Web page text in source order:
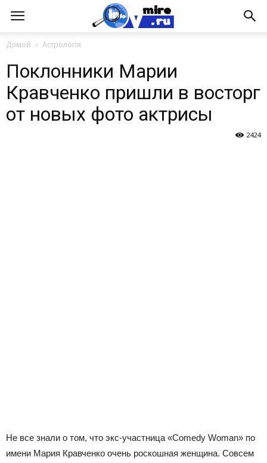
Домой Астрологія
Поклонники Марии
Кравченко пришли в восторг
от новых фото актрисы
2424
Не все знали о том, что экс-участница «Comedy Woman» по
имени Мария Кравченко очень роскошная женщина. Совсем